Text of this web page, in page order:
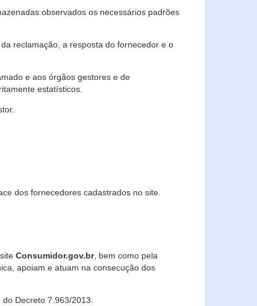
observados os necessários padrões
reclamação, a resposta do fornecedor e o
e aos órgãos gestores e de
estatísticos.
dos fornecedores cadastrados no site.
Consumidor.gov.br, bem como pela
apoiam e atuam na consecução dos
Decreto 7.963/2013.